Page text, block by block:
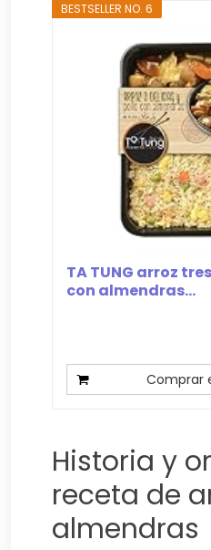
BESTSELLER NO. 6
TA TUNG arroz
con almendras...
Comprar
Historia y
receta de
almendras